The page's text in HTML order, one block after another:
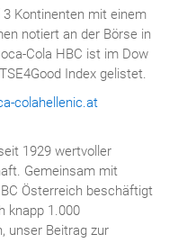
Kontinenten mit einem
notiert an der Börse in
Cola HBC ist im Dow
Index gelistet.
colahellenic.at
1929 wertvoller
Gemeinsam mit
Österreich beschäftigt
knapp 1.000
unser Beitrag zur